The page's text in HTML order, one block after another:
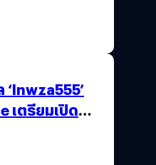
เตรียมเปิด